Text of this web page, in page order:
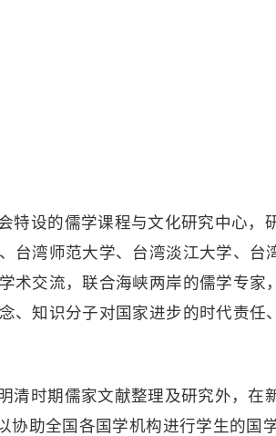
特设的儒学课程与文化研究中心，
台湾师范大学、台湾淡江大学、台
术交流，联合海峡两岸的儒学专家
、知识分子对国家进步的时代责任
清时期儒家文献整理及研究外，在
协助全国各国学机构进行学生的国